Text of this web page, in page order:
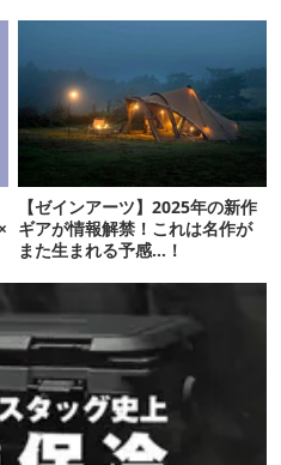
【ゼインアーツ】2025年の新作
ギアが情報解禁！これは名作が
また生まれる予感…！